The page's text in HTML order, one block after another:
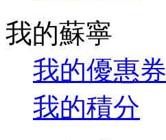
我的蘇寧
我的優惠券
我的積分